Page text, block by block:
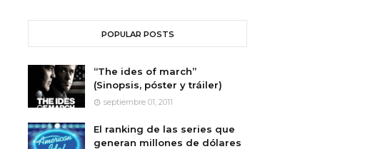
POPULAR POSTS
“The ides of march”
(Sinopsis, póster y tráiler)
septiembre 01, 2011
El ranking de las series que
generan millones de dólares